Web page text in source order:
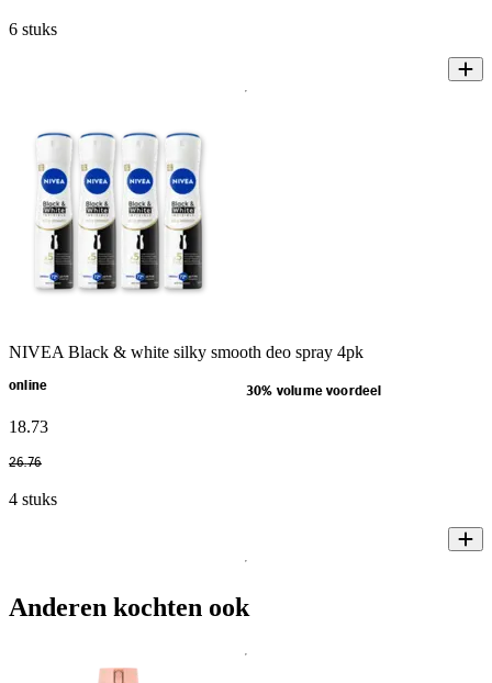
6 stuks
NIVEA Black & white silky smooth deo spray 4pk
online 30% volume voordeel
18.73
26.76
4 stuks
Anderen kochten ook